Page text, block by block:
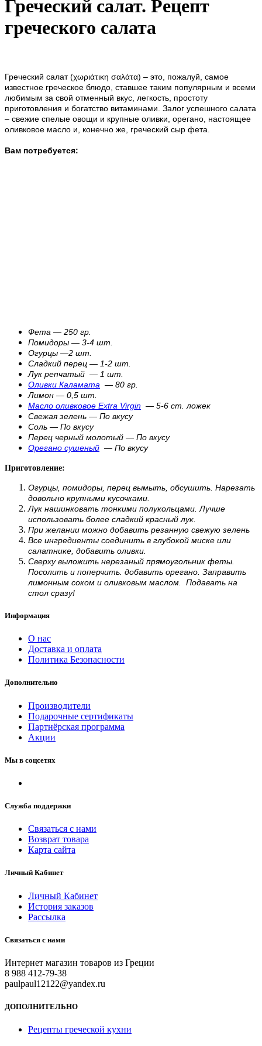
Греческий салат. Рецепт
греческого салата
Греческий салат (χωριάτικη σαλάτα) – это, пожалуй, самое
известное греческое блюдо, ставшее таким популярным и всеми
любимым за свой отменный вкус, легкость, простоту
приготовления и богатство витаминами. Залог успешного салата
– свежие спелые овощи и крупные оливки, орегано, настоящее
оливковое масло и, конечно же, греческий сыр фета.
Вам потребуется:
Фета — 250 гр.
Помидоры — 3-4 шт.
Огурцы —2 шт.
Сладкий перец — 1-2 шт.
Лук репчатый — 1 шт.
Оливки Каламата — 80 гр.
Лимон — 0,5 шт.
Масло оливковое Extra Virgin — 5-6 ст. ложек
Свежая зелень — По вкусу
Соль — По вкусу
Перец черный молотый — По вкусу
Орегано сушеный — По вкусу
Приготовление:
Огурцы, помидоры, перец вымыть, обсушить. Нарезать
довольно крупными кусочками.
Лук нашинковать тонкими полукольцами. Лучше
использовать более сладкий красный лук.
При желании можно добавить резанную свежую зелень
Все ингредиенты соединить в глубокой миске или
салатнике, добавить оливки.
Сверху выложить нерезаный прямоугольник феты.
Посолить и поперчить. добавить орегано. Заправить
лимонным соком и оливковым маслом. Подавать на
стол сразу!
Информация
О нас
Доставка и оплата
Политика Безопасности
Дополнительно
Производители
Подарочные сертификаты
Партнёрская программа
Акции
Мы в соцсетях
Служба поддержки
Связаться с нами
Возврат товара
Карта сайта
Личный Кабинет
Личный Кабинет
История заказов
Рассылка
Связаться с нами
Интернет магазин товаров из Греции
8 988 412-79-38
paulpaul12122@yandex.ru
ДОПОЛНИТЕЛЬНО
Рецепты греческой кухни